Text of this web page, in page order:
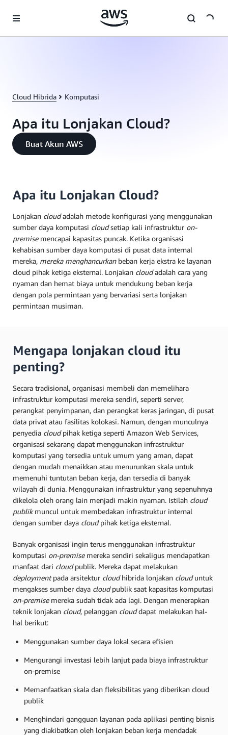
Cloud Hibrida Komputasi
Apa itu Lonjakan Cloud?
Buat Akun AWS
Apa itu Lonjakan Cloud?
Lonjakan cloudadalah metode konfigurasi yang menggunakan
sumber daya komputasi cloudsetiap kali infrastruktur on-
premisemencapai kapasitas puncak. Ketika organisasi
kehabisan sumber daya komputasi di pusat data internal
mereka, mereka menghancurkan beban kerja ekstra ke layanan
cloud pihak ketiga eksternal. Lonjakan cloudadalah cara yang
nyaman dan hemat biaya untuk mendukung beban kerja
dengan pola permintaan yang bervariasi serta lonjakan
permintaan musiman.
Mengapa lonjakan cloud itu
penting?
Secara tradisional, organisasi membeli dan memelihara
infrastruktur komputasi mereka sendiri, seperti server,
perangkat penyimpanan, dan perangkat keras jaringan, di pusat
data privat atau fasilitas kolokasi. Namun, dengan munculnya
penyedia cloudpihak ketiga seperti Amazon Web Services,
organisasi sekarang dapat menggunakan infrastruktur
komputasi yang tersedia untuk umum yang aman, dapat
dengan mudah menaikkan atau menurunkan skala untuk
memenuhi tuntutan beban kerja, dan tersedia di banyak
wilayah di dunia. Menggunakan infrastruktur yang sepenuhnya
dikelola oleh orang lain menjadi makin nyaman. Istilah cloud
publikmuncul untuk membedakan infrastruktur internal
dengan sumber daya cloudpihak ketiga eksternal.
Banyak organisasi ingin terus menggunakan infrastruktur
komputasi on-premisemereka sendiri sekaligus mendapatkan
manfaat dari cloudpublik. Mereka dapat melakukan
deploymentpada arsitektur cloudhibrida lonjakan clouduntuk
mengakses sumber daya cloudpublik saat kapasitas komputasi
on-premisemereka sudah tidak ada lagi. Dengan menerapkan
teknik lonjakan cloud, pelanggan clouddapat melakukan hal-
hal berikut:
Menggunakan sumber daya lokal secara efisien
Mengurangi investasi lebih lanjut pada biaya infrastruktur
on-premise
Memanfaatkan skala dan fleksibilitas yang diberikan cloud
publik
Menghindari gangguan layanan pada aplikasi penting bisnis
yang diakibatkan oleh lonjakan beban kerja mendadak